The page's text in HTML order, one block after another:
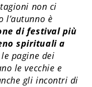
non ci
l’autunno è
di festival più
spirituali a
pagine dei
le vecchie e
gli incontri di